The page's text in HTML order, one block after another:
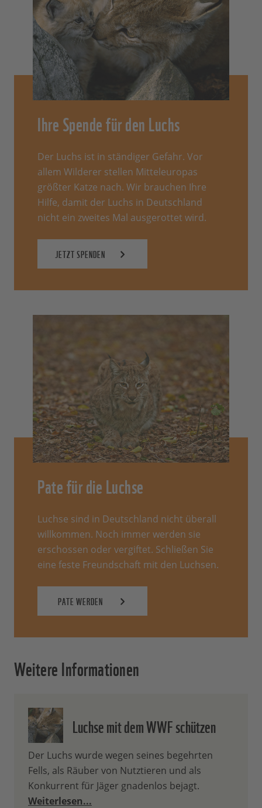
Ihre Spende für den Luchs
Der Luchs ist in ständiger Gefahr. Vor
allem Wilderer stellen Mitteleuropas
größter Katze nach. Wir brauchen Ihre
Hilfe, damit der Luchs in Deutschland
nicht ein zweites Mal ausgerottet wird.
JETZT SPENDEN
Pate für die Luchse
Luchse sind in Deutschland nicht überall
willkommen. Noch immer werden sie
erschossen oder vergiftet. Schließen Sie
eine feste Freundschaft mit den Luchsen.
PATE WERDEN
Weitere Informationen
Luchse mit dem WWF schützen
Der Luchs wurde wegen seines begehrten
Fells, als Räuber von Nutztieren und als
Konkurrent für Jäger gnadenlos bejagt.
Weiterlesen...